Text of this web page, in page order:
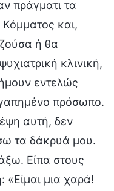
πράγματι τα
και,
ή θα
κλινική,
εντελώς
πρόσωπο.
αυτή, δεν
τα δάκρυά μου.
Είπα στους
μια χαρά!